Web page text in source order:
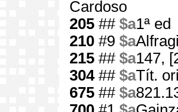
Cardoso
205 ## $a1ª ed
210 #9 $a
215 ## $a147,
304## $aTít.
675 ## $a